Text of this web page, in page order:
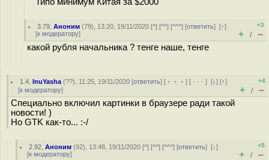
3.79 ,Аноним (79), 13:20, 19/11/2020 [^] [^^] [^^^] [ответить][↑]
[к модератору]
+3
+ / –
какой рубля начальника ? тенге наше, тенге
1.4 ,InuYasha (??), 11:25, 19/11/2020 [ответить] [ ﹢﹢﹢] [ · · ·][↓] [↑]
[к модератору]
+4
+ / –
Специально включил картинки в браузере ради такой
новости! )
Но GTK как-то... :-/
2.92 ,Аноним (92), 13:48, 19/11/2020 [^] [^^] [^^^] [ответить][↓]
[к модератору]
+5
+ / –